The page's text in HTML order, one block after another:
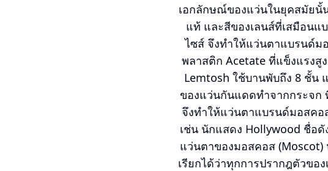
เอกลักษณ์ของแว่นในยุคสมัยนั้
แท้ และสีของเลนส์ที่เสมือนแ
ไซส์ จึงทำให้แว่นตาแบรนด์ม
พลาสติก Acetate ที่แข็งแรงสู
Lemtosh ใช้บานพับถึง 8 ชั้น
ของแว่นกันแดดทำจากกระจก
จึงทำให้แว่นตาแบรนด์มอสคอ
เช่น นักแสดง Hollywood ชื่อ
แว่นตาของมอสคอส (Moscot)
เรียกได้ว่าทุกการปรากฎตัวขอ